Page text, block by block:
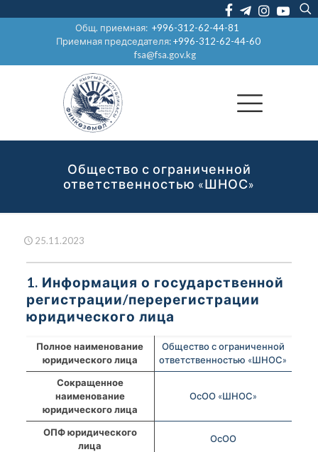
Общ. приемная:+996-312-62-44-81
Приемная председателя:+996-312-62-44-60
fsa@fsa.gov.kg
Общество с ограниченной
ответственностью «ШНОС»
25.11.2023
1. Информация о государственной
регистрации/перерегистрации
юридического лица
Полное наименование
юридического лица
Общество с ограниченной
ответственностью «ШНОС»
Сокращенное
наименование
юридического лица
ОсОО «ШНОС»
ОПФ юридического
лица
ОсОО